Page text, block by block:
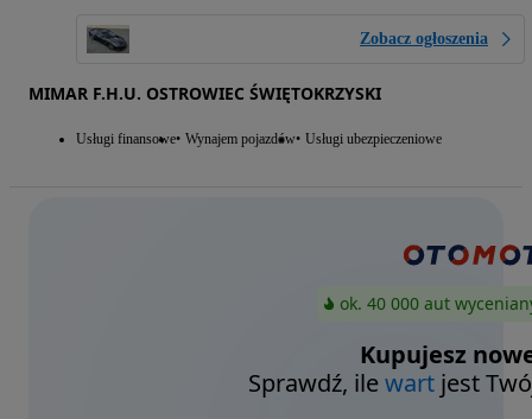
Zobacz ogłoszenia
MIMAR F.H.U. OSTROWIEC ŚWIĘTOKRZYSKI
Usługi finansowe Wynajem pojazdów Usługi ubezpieczeniowe
ok. 40 000 aut
Kupujesz
Sprawdź, ilewart jest